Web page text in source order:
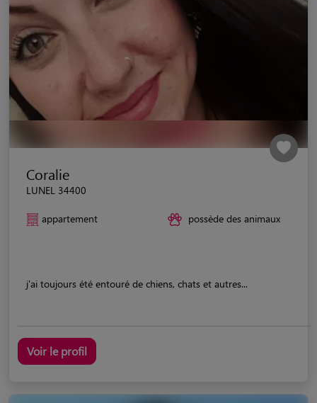
Coralie
LUNEL 34400
appartement possède des animaux
j'ai toujours été entouré de chiens, chats et autres...
Voir le profil